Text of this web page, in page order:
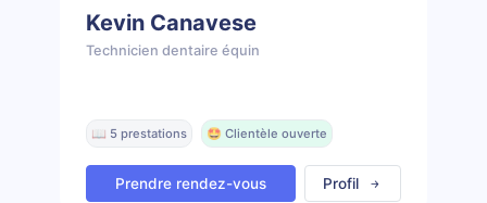
Kevin Canavese
Technicien dentaire équin
📖 5 prestations 🤩 Clientèle ouverte
Prendre rendez-vous Profil